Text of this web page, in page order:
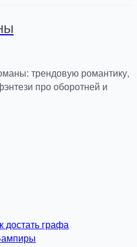
трендовую романтику,
про оборотней и
достать графа